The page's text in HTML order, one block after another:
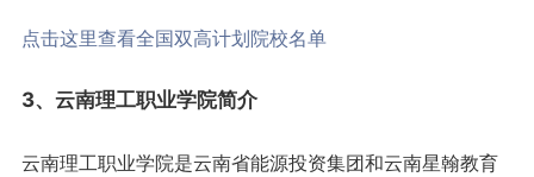
点击这里查看全国双高计划院校名单
3、云南理工职业学院简介
云南理工职业学院是云南省能源投资集团和云南星翰教育